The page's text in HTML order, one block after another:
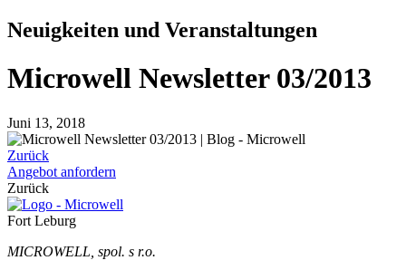
Neuigkeiten und Veranstaltungen
Microwell Newsletter 03/2013
Juni 13, 2018
Zurück
Angebot anfordern
Zurück
Fort Leburg
MICROWELL, spol. s r.o.